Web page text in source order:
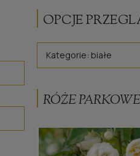
OPCJE
Kategorie: białe
RÓŻE